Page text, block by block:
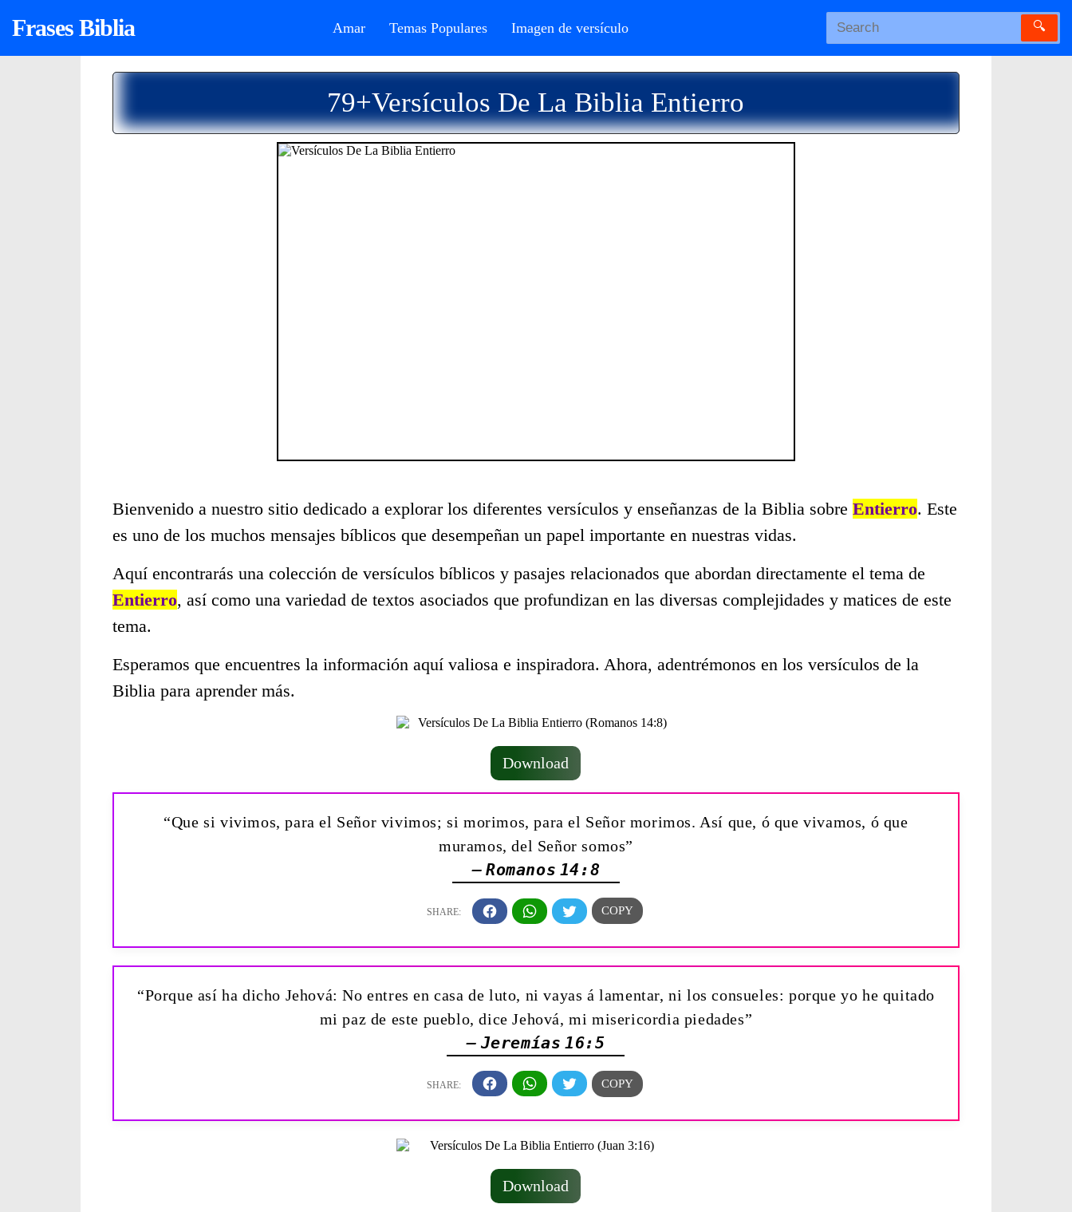
Frases Biblia Amar Temas Populares Imagen de versículo 🔍
79+Versículos De La Biblia Entierro
Bienvenido a nuestro sitio dedicado a explorar los diferentes versículos y enseñanzas de la Biblia sobre Entierro. Este
es uno de los muchos mensajes bíblicos que desempeñan un papel importante en nuestras vidas.
Aquí encontrarás una colección de versículos bíblicos y pasajes relacionados que abordan directamente el tema de
Entierro, así como una variedad de textos asociados que profundizan en las diversas complejidades y matices de este
tema.
Esperamos que encuentres la información aquí valiosa e inspiradora. Ahora, adentrémonos en los versículos de la
Biblia para aprender más.
Download
“Que si vivimos, para el Señor vivimos; si morimos, para el Señor morimos. Así que, ó que vivamos, ó que
muramos, del Señor somos”
— Romanos 14:8
“Porque así ha dicho Jehová: No entres en casa de luto, ni vayas á lamentar, ni los consueles: porque yo he quitado
mi paz de este pueblo, dice Jehová, mi misericordia piedades”
— Jeremías 16:5
Download